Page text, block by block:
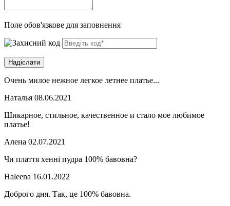
Поле обов'язкове для заповнення
Очень милое нежное легкое летнее платье...
Наталья 08.06.2021
Шикарное, стильное, качественное и стало мое любимое
платье!
Алена 02.07.2021
Чи плаття хенні пудра 100% бавовна?
Haleena 16.01.2022
Доброго дня. Так, це 100% бавовна.